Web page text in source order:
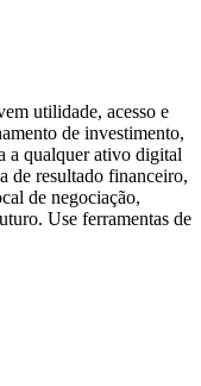
utilidade, acesso e
de investimento,
a qualquer ativo digital
de resultado financeiro,
de negociação,
Use ferramentas de